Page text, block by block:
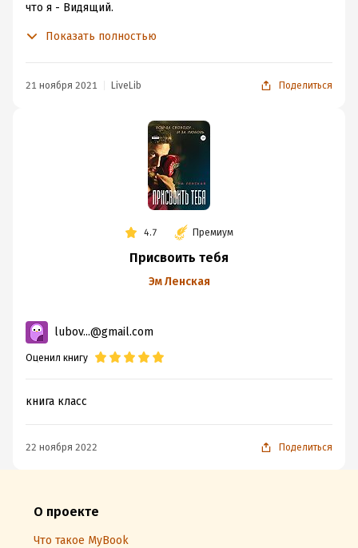
что я - Видящий.
Показать полностью
21 ноября 2021 LiveLib Поделиться
4.7 Премиум
Присвоить тебя
Эм Ленская
lubov...@gmail.com
Оценил книгу
книга класс
22 ноября 2022 Поделиться
О проекте
Что такое MyBook